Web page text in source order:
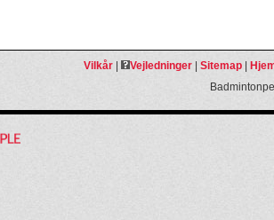
Vilkår| Vejledninger| Sitemap|